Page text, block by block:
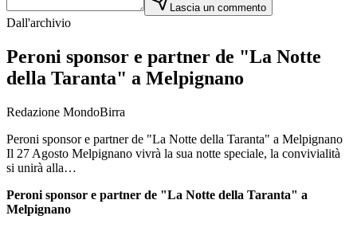
Lascia un commento
Dall'archivio
Peroni sponsor e partner de "La Notte
della Taranta" a Melpignano
Redazione MondoBirra
Peroni sponsor e partner de "La Notte della Taranta" a Melpignano
Il 27 Agosto Melpignano vivrà la sua notte speciale, la convivialità
si unirà alla…
Peroni sponsor e partner de "La Notte della Taranta" a
Melpignano